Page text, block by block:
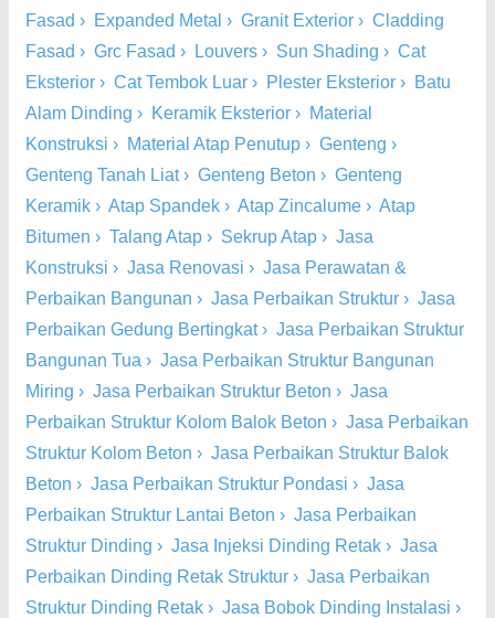
Fasad › Expanded Metal › Granit Exterior › Cladding
Fasad › Grc Fasad › Louvers › Sun Shading › Cat
Eksterior › Cat Tembok Luar › Plester Eksterior › Batu
Alam Dinding › Keramik Eksterior › Material
Konstruksi › Material Atap Penutup › Genteng ›
Genteng Tanah Liat› Genteng Beton › Genteng
Keramik › Atap Spandek › Atap Zincalume › Atap
Bitumen › Talang Atap › Sekrup Atap › Jasa
Konstruksi › Jasa Renovasi › Jasa Perawatan &
Perbaikan Bangunan › Jasa Perbaikan Struktur › Jasa
Perbaikan Gedung Bertingkat› Jasa Perbaikan Struktur
Bangunan Tua › Jasa Perbaikan Struktur Bangunan
Miring › Jasa Perbaikan Struktur Beton › Jasa
Perbaikan Struktur Kolom Balok Beton › Jasa Perbaikan
Struktur Kolom Beton › Jasa Perbaikan Struktur Balok
Beton › Jasa Perbaikan Struktur Pondasi › Jasa
Perbaikan Struktur Lantai Beton › Jasa Perbaikan
Struktur Dinding › Jasa Injeksi Dinding Retak › Jasa
Perbaikan Dinding Retak Struktur › Jasa Perbaikan
Struktur Dinding Retak › Jasa Bobok Dinding Instalasi ›